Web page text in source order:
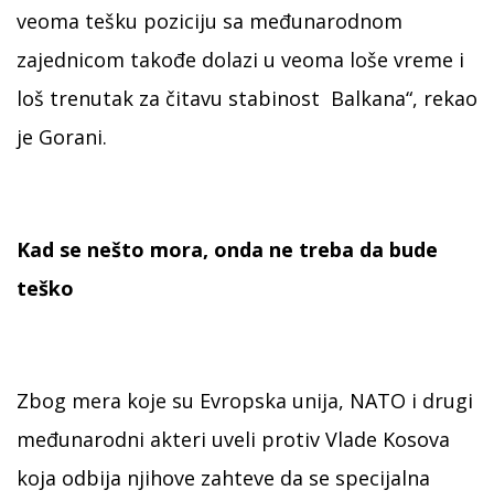
veoma tešku poziciju sa međunarodnom
zajednicom takođe dolazi u veoma loše vreme i
loš trenutak za čitavu stabinost Balkana“, rekao
je Gorani.
Kad se nešto mora, onda ne treba da bude
teško
Zbog mera koje su Evropska unija, NATO i drugi
međunarodni akteri uveli protiv Vlade Kosova
koja odbija njihove zahteve da se specijalna